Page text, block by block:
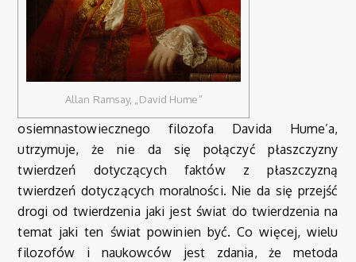
Allan Ramsay, „David Hume”
osiemnastowiecznego filozofa Davida Hume’a,
utrzymuje, że nie da się połączyć płaszczyzny
twierdzeń dotyczących faktów z płaszczyzną
twierdzeń dotyczących moralności. Nie da się przejść
drogi od twierdzenia jaki jest świat do twierdzenia na
temat jaki ten świat powinien być. Co więcej, wielu
filozofów i naukowców jest zdania, że metoda